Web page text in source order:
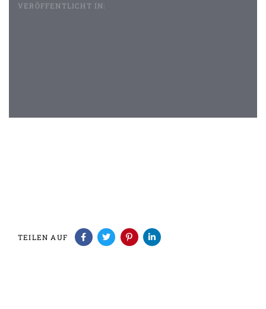
VERÖFFENTLICHT IN:
TEILEN AUF